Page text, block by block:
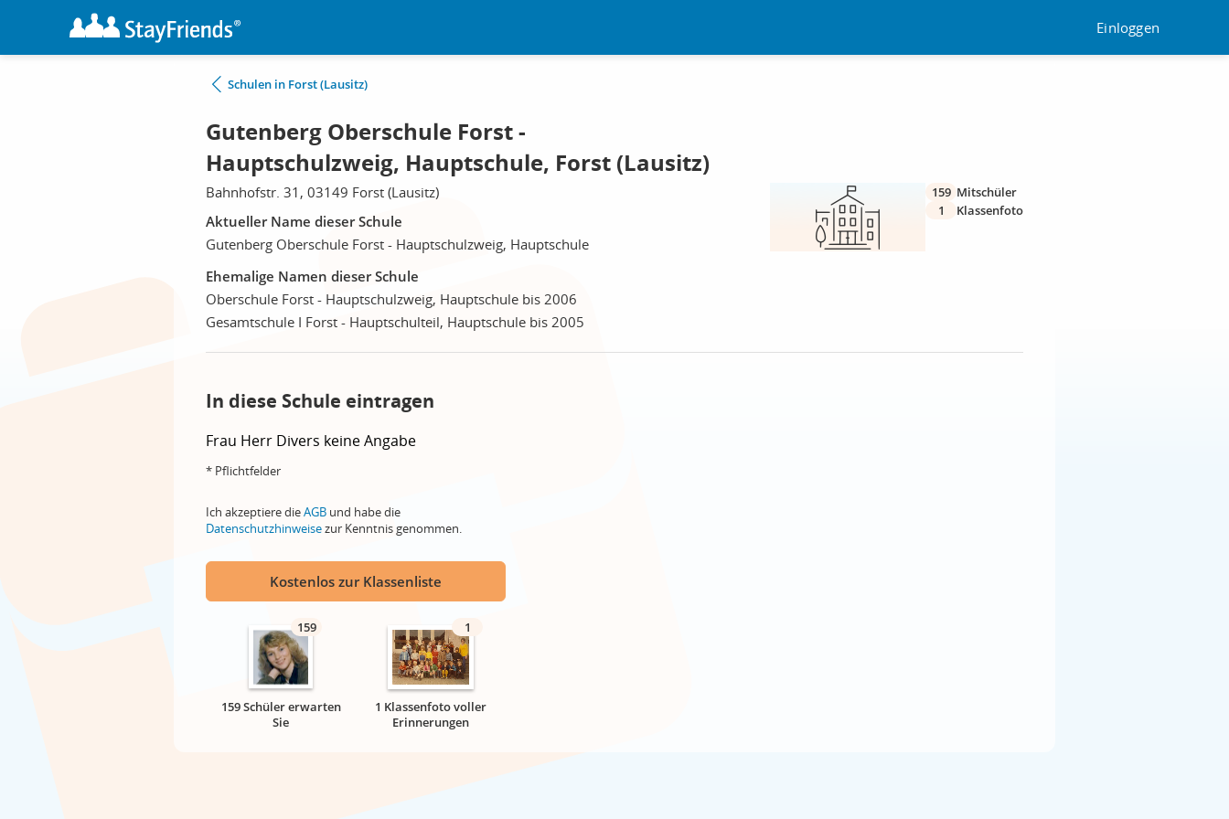
Einloggen
Schulen in Forst (Lausitz)
Gutenberg Oberschule Forst -
Hauptschulzweig, Hauptschule, Forst (Lausitz)
Bahnhofstr. 31, 03149 Forst (Lausitz)
Aktueller Name dieser Schule
Gutenberg Oberschule Forst - Hauptschulzweig, Hauptschule
Ehemalige Namen dieser Schule
Oberschule Forst - Hauptschulzweig, Hauptschule bis 2006
Gesamtschule I Forst - Hauptschulteil, Hauptschule bis 2005
159 Mitschüler
1
Klassenfoto
In diese Schule eintragen
Frau Herr Divers keine Angabe
* Pflichtfelder
Ich akzeptiere dieAGB und habe die
Datenschutzhinweisezur Kenntnis genommen.
Kostenlos zur Klassenliste
159
159 Schüler erwarten
Sie
1
1 Klassenfoto voller
Erinnerungen